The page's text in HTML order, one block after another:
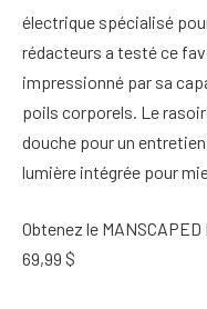
électrique spécialisé
rédacteurs a testé ce
impressionné par sa
poils corporels. Le
douche pour un
lumière intégrée pour
Obtenez le
69,99 $